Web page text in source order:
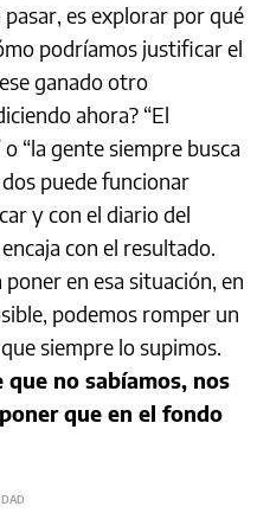
es explorar por qué
podríamos justificar el
ganado otro
ahora? “El
“la gente siempre busca
puede funcionar
y con el diario del
con el resultado.
en esa situación, en
podemos romper un
siempre lo supimos.
que no sabíamos, nos
que en el fondo